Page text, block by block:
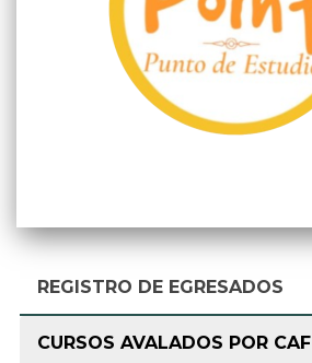
REGISTRO DE EGRESADOS
CURSOS AVALADOS POR CAF